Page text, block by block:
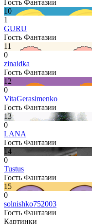
Гость Фантазии
10
1
GURU
Гость Фантазии
11
0
zinaidka
Гость Фантазии
12
0
VitaGerasimenko
Гость Фантазии
13
0
LANA
Гость Фантазии
14
0
Tustus
Гость Фантазии
15
0
solnishko752003
Гость Фантазии
Картинки